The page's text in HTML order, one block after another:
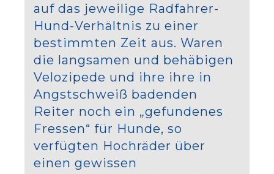
auf das jeweilige Radfahrer-
Hund-Verhältnis zu einer
bestimmten Zeit aus. Waren
die langsamen und behäbigen
Velozipede und ihre ihre in
Angstschweiß badenden
Reiter noch ein „gefundenes
Fressen“ für Hunde, so
verfügten Hochräder über
einen gewissen